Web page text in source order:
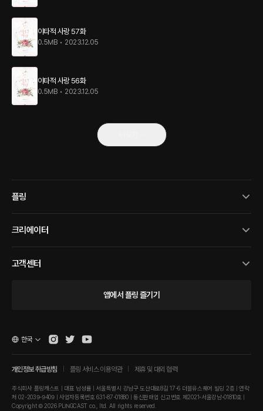
이타적 사랑 57화
0.5MB • 2023.12.05
이타적 사랑 56화
0.5MB • 2023.12.05
플링
크리에이터
고객센터
앱에서 플링 즐기기
개인정보 취급방침 플링 서비스 이용약관 제휴 및 대외 협력
주식회사 플링캐스트 | 대표 남성률 | 서울특별시 강남구 도산대로8길 17-6 더블유스퀘어 빌딩 2층 | 연락
처 02-2039-9409 | 사업자등록번호 631-87-01880 | 통신판매업 신고번호 제2021-서울강남-01810호 |
Copyright © 2026 PLINGCAST co., ltd. All rights reserved.
한국